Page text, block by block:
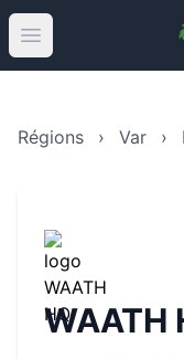
Open main menu
Régions › Var ›
WAATH